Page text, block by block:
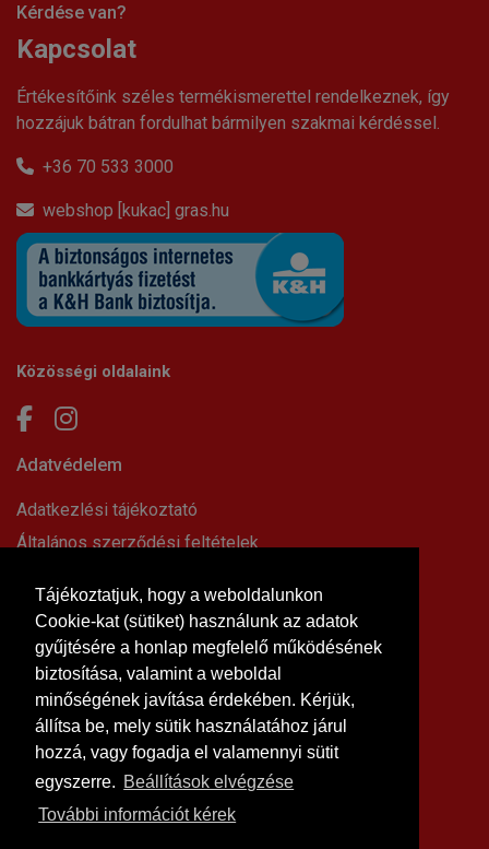
Tájékoztatjuk, hogy a weboldalunkon
Cookie-kat (sütiket) használunk az adatok
gyűjtésére a honlap megfelelő működésének
biztosítása, valamint a weboldal
minőségének javítása érdekében. Kérjük,
állítsa be, mely sütik használatához járul
hozzá, vagy fogadja el valamennyi sütit
egyszerre. Beállítások elvégzése
További információt kérek
Kérdése van?
Kapcsolat
Értékesítőink széles termékismerettel rendelkeznek, így
hozzájuk bátran fordulhat bármilyen szakmai kérdéssel.
+36 70 533 3000
webshop [kukac] gras.hu
Közösségi oldalaink
Adatvédelem
Adatkezlési tájékoztató
Általános szerződési feltételek
Impresszum
Süti beállítások
Információk
Hírek, cikkek
Kapcsolat
Letölthető dokumentumok
Rólunk